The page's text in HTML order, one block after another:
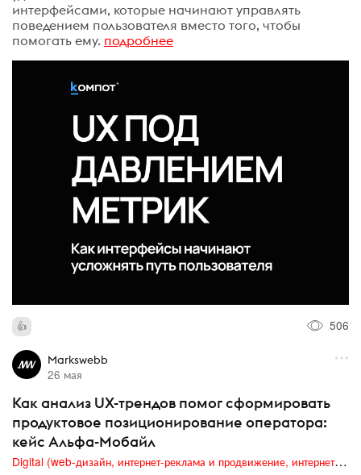
интерфейсами, которые начинают управлять
поведением пользователя вместо того, чтобы
помогать ему. подробнее
506
Markswebb
26 мая
Как анализ UX-трендов помог сформировать
продуктовое позиционирование оператора:
кейс Альфа-Мобайл
Digital (web-дизайн, интернет-реклама и продвижение, интернет-сообщества и блоги, интернет-коммуникации, мобильный маркетинг, реклама на цифровых экранах)